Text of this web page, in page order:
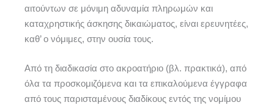
αιτούντων σε μόνιμη αδυναμία πληρωμών και
καταχρηστικής άσκησης δικαιώματος, είναι ερευνητέες,
καθ’ ο νόμιμες, στην ουσία τους.
Από τη διαδικασία στο ακροατήριο (βλ. πρακτικά), από
όλα τα προσκομιζόμενα και τα επικαλούμενα έγγραφα
από τους παρισταμένους διαδίκους εντός της νομίμου